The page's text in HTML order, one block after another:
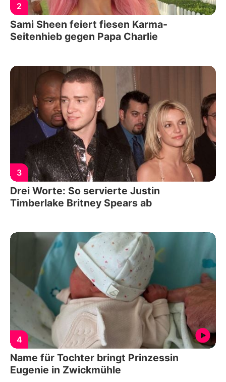
2
Sami Sheen feiert fiesen Karma-
Seitenhieb gegen Papa Charlie
3
Drei Worte: So servierte Justin
Timberlake Britney Spears ab
4
Name für Tochter bringt Prinzessin
Eugenie in Zwickmühle